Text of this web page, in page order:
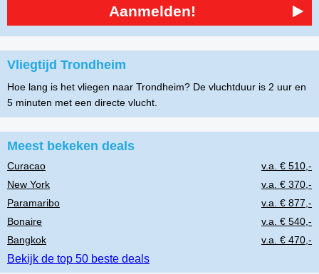
Aanmelden!
Vliegtijd Trondheim
Hoe lang is het vliegen naar Trondheim? De vluchtduur is 2 uur en
5 minuten met een directe vlucht.
Meest bekeken deals
Curacao
v.a. € 510,-
New York
v.a. € 370,-
Paramaribo
v.a. € 877,-
Bonaire
v.a. € 540,-
Bangkok
v.a. € 470,-
Bekijk de top 50 beste deals